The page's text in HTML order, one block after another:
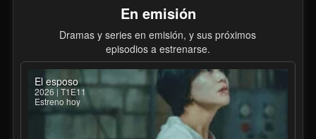
En emisión
Dramas y series en emisión, y sus próximos
episodios a estrenarse.
El esposo
2026 | T1E11
Estreno hoy